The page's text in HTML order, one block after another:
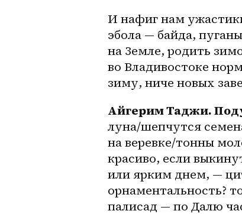
И нафиг нам
эбола — байда,
на Земле, родить
во Владивостоке
зиму, ниче новых
Айгерим Таджи.
луна/шепчутся
на веревке/тонны
красиво, если
или ярким днем, —
орнаментальность?
палисад — по Далю